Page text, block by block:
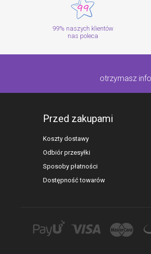
99% naszych klientów
nas poleca
otrzymasz
Przed zakupami
Koszty dostawy
Odbiór przesyłki
Sposoby płatności
Dostępność towarów